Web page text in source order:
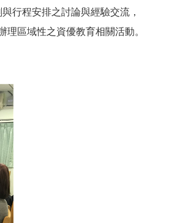
行程安排之討論與經驗交流，
理區域性之資優教育相關活動。